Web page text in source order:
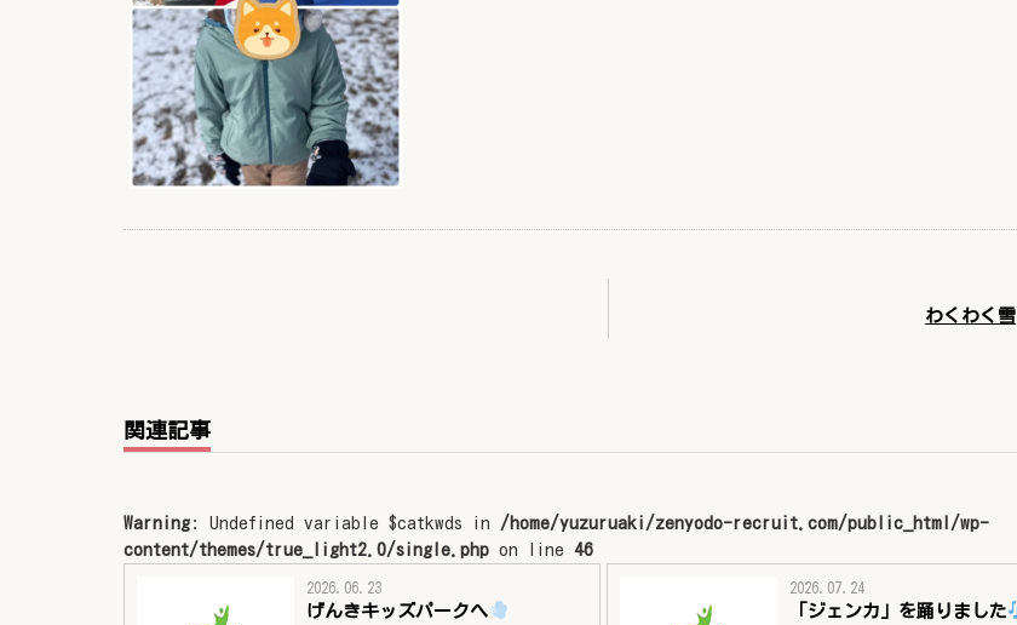
わくわく雪
関連記事
Warning : Undefined variable $catkwds in /home/yuzuruaki/zenyodo-recruit.com/public_html/wp-
content/themes/true_light2.0/single.php on line 46
2026.06.23
げんきキッズパークへ
2026.07.24
「ジェンカ」を踊りました